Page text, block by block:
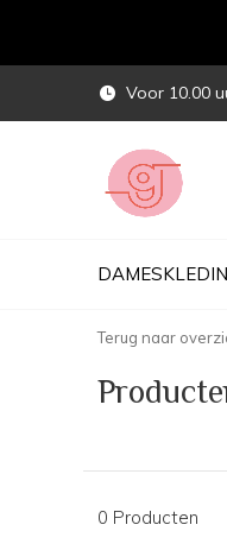
Voor 10.00
Terug naar
0 Producten